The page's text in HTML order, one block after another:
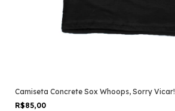
Camiseta Concrete Sox Whoops, Sorry Vicar!
R$85,00